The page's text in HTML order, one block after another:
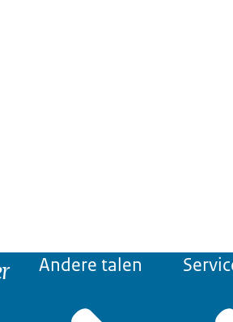
Andere talen